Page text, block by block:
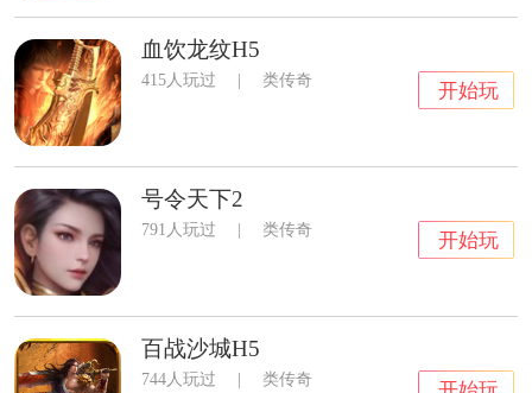
血饮龙纹H5
415人玩过 | 类传奇 开始玩
号令天下2
791人玩过 | 类传奇 开始玩
百战沙城H5
744人玩过 | 类传奇